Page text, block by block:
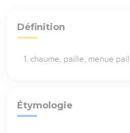
Définition
chaume, paille, menue
Étymologie